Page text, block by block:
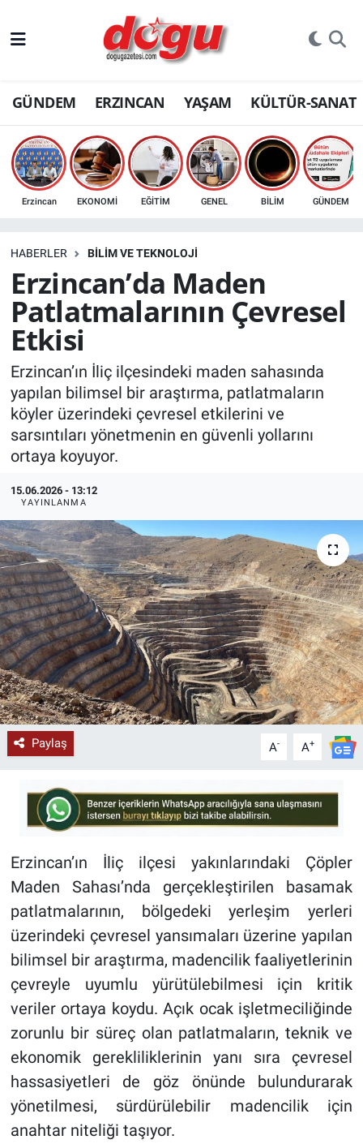
GÜNDEM ERZINCAN YAŞAM KÜLTÜR-SANAT
Erzincan EKONOMİ EĞİTİM GENEL BİLİM GÜNDEM
HABERLER BİLİM VE TEKNOLOJİ
Erzincan’da Maden
Patlatmalarının Çevresel
Etkisi
Erzincan’ın İliç ilçesindeki maden sahasında
yapılan bilimsel bir araştırma, patlatmaların
köyler üzerindeki çevresel etkilerini ve
sarsıntıları yönetmenin en güvenli yollarını
ortaya koyuyor.
15.06.2026 - 13:12
YAYINLANMA
Paylaş A- A+
Erzincan’ın İliç ilçesi yakınlarındaki Çöpler
Maden Sahası’nda gerçekleştirilen basamak
patlatmalarının, bölgedeki yerleşim yerleri
üzerindeki çevresel yansımaları üzerine yapılan
bilimsel bir araştırma, madencilik faaliyetlerinin
çevreyle uyumlu yürütülebilmesi için kritik
veriler ortaya koydu. Açık ocak işletmeciliğinde
zorunlu bir süreç olan patlatmaların, teknik ve
ekonomik gerekliliklerinin yanı sıra çevresel
hassasiyetleri de göz önünde bulundurarak
yönetilmesi, sürdürülebilir madencilik için
anahtar niteliği taşıyor.
ERZINCAN
GÜNDEM
ERZİNCAN FOTOĞRAFLARI
SAĞLIK
EKONOMİ
Bilim, teknoloji
GENEL
KÜLTÜR-SANAT
Yerel Haber
SPOR
YAŞAM
RESMİ İLAN